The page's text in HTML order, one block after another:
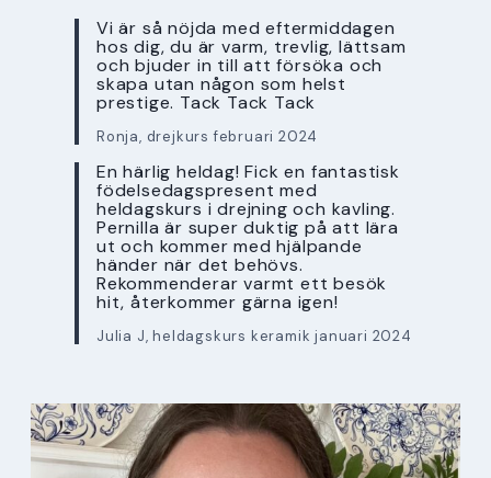
Vi är så nöjda med eftermiddagen
hos dig, du är varm, trevlig, lättsam
och bjuder in till att försöka och
skapa utan någon som helst
prestige. Tack Tack Tack
Ronja, drejkurs februari 2024
En härlig heldag! Fick en fantastisk
födelsedagspresent med
heldagskurs i drejning och kavling.
Pernilla är super duktig på att lära
ut och kommer med hjälpande
händer när det behövs.
Rekommenderar varmt ett besök
hit, återkommer gärna igen!
Julia J, heldagskurs keramik januari 2024